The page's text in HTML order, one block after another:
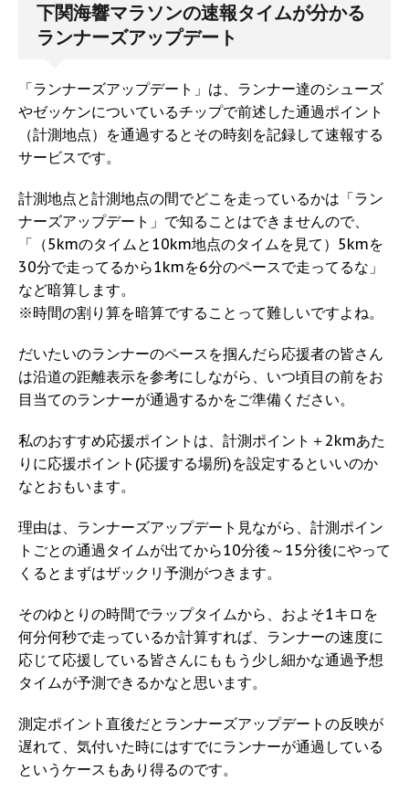
下関海響マラソンの速報タイムが分かる
ランナーズアップデート
「ランナーズアップデート」は、ランナー達のシューズ
やゼッケンについているチップで前述した通過ポイント
（計測地点）を通過するとその時刻を記録して速報する
サービスです。
計測地点と計測地点の間でどこを走っているかは「ラン
ナーズアップデート」で知ることはできませんので、
「（5kmのタイムと10km地点のタイムを見て）5kmを
30分で走ってるから1kmを6分のペースで走ってるな」
など暗算します。
※時間の割り算を暗算ですることって難しいですよね。
だいたいのランナーのペースを掴んだら応援者の皆さん
は沿道の距離表示を参考にしながら、いつ頃目の前をお
目当てのランナーが通過するかをご準備ください。
私のおすすめ応援ポイントは、計測ポイント＋2kmあた
りに応援ポイント(応援する場所)を設定するといいのか
なとおもいます。
理由は、ランナーズアップデート見ながら、計測ポイン
トごとの通過タイムが出てから10分後～15分後にやって
くるとまずはザックリ予測がつきます。
そのゆとりの時間でラップタイムから、およそ1キロを
何分何秒で走っているか計算すれば、ランナーの速度に
応じて応援している皆さんにももう少し細かな通過予想
タイムが予測できるかなと思います。
測定ポイント直後だとランナーズアップデートの反映が
遅れて、気付いた時にはすでにランナーが通過している
というケースもあり得るのです。